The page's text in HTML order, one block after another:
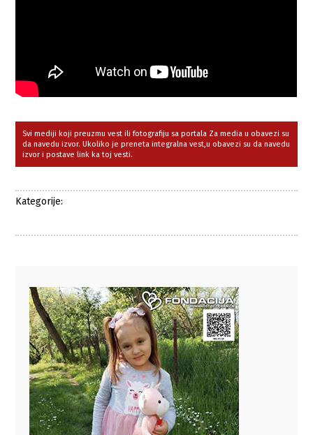
Svi mediji koji preuzmu vest ili fotografiju sa portala Za media u obavezi su
da navedu izvor. Ukoliko je preneta integralna vest,u obavezi su da navedu
izvor i postave link ka toj vesti.
Kategorije: